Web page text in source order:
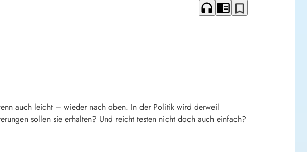
headphones chrome_reader_mode bookmark_border
auch leicht – wieder nach oben. In der Politik wird derweil
sollen sie erhalten? Und reicht testen nicht doch auch einfach?